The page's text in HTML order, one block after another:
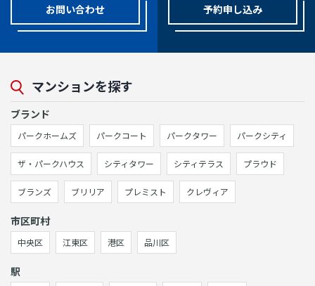
お問い合わせ 予約申し込み
マンションを探す
ブランド
パークホームズ パークコート パークタワー パークシティ
ザ・パークハウス シティタワー シティテラス プラウド
ブランズ ブリリア プレミスト クレヴィア
市区町村
中央区 江東区 港区 品川区
駅